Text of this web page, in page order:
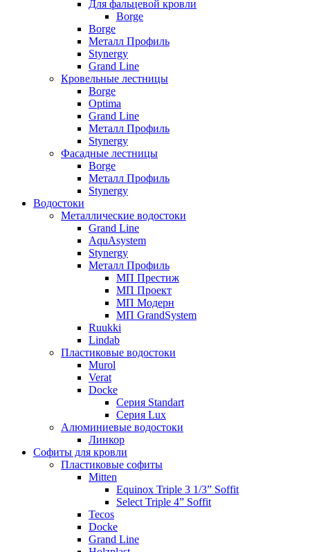
Для фальцевой кровли
Borge
Borge
Металл Профиль
Stynergy
Grand Line
Кровельные лестницы
Borge
Optima
Grand Line
Металл Профиль
Stynergy
Фасадные лестницы
Borge
Металл Профиль
Stynergy
Водостоки
Металлические водостоки
Grand Line
AquAsystem
Stynergy
Металл Профиль
МП Престиж
МП Проект
МП Модерн
МП GrandSystem
Ruukki
Lindab
Пластиковые водостоки
Murol
Verat
Docke
Серия Standart
Серия Lux
Алюминиевые водостоки
Линкор
Софиты для кровли
Пластиковые софиты
Mitten
Equinox Triple 3 1/3” Soffit
Select Triple 4” Soffit
Tecos
Docke
Grand Line